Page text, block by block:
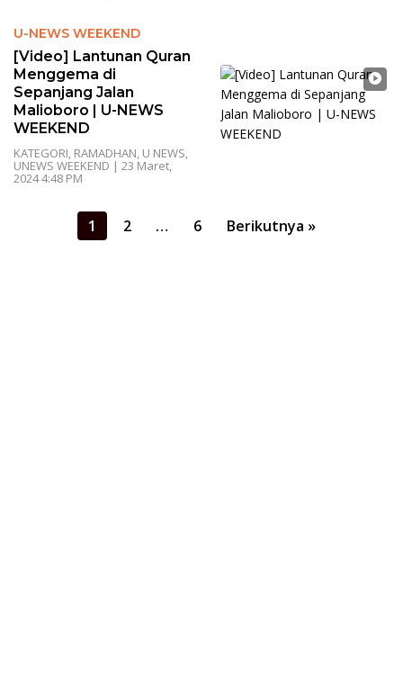
U-NEWS WEEKEND
[Video] Lantunan Quran
Menggema di
Sepanjang Jalan
Malioboro | U-NEWS
WEEKEND
KATEGORI, RAMADHAN, U NEWS,
UNEWS WEEKEND | 23 Maret,
2024 4:48 PM
Paginasi
1 2 … 6 Berikutnya »